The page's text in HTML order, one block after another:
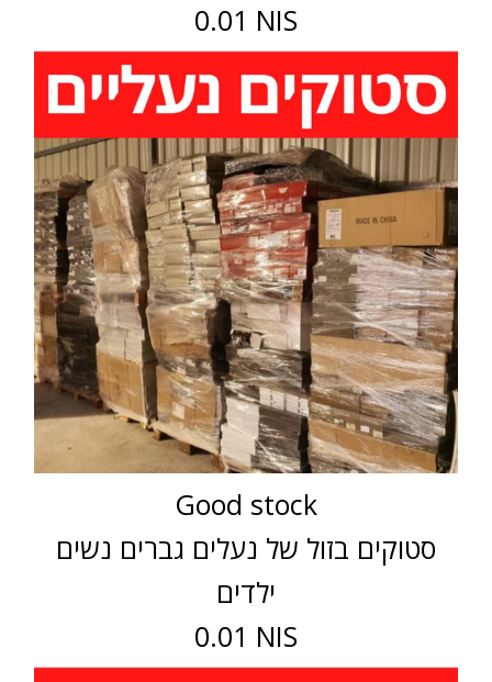
0.01 NIS
Good stock
סטוקים בזול של נעלים גברים נשים
ילדים
0.01 NIS